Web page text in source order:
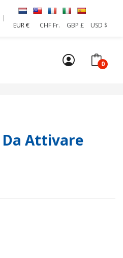
EUR €
CHF Fr. GBP £ USD $
0
Da Attivare